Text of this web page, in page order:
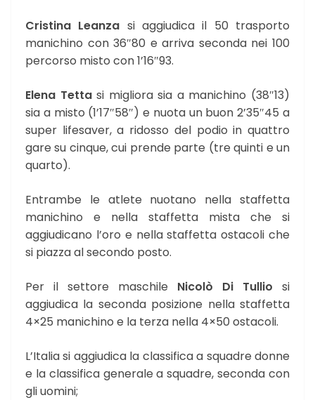
Cristina Leanza si aggiudica il 50 trasporto
manichino con 36″80 e arriva seconda nei 100
percorso misto con 1’16″93.
Elena Tettasi migliora sia a manichino (38″13)
sia a misto (1’17″58″) e nuota un buon 2’35″45 a
super lifesaver, a ridosso del podio in quattro
gare su cinque, cui prende parte (tre quinti e un
quarto).
Entrambe le atlete nuotano nella staffetta
manichino e nella staffetta mista che si
aggiudicano l’oro e nella staffetta ostacoli che
si piazza al secondo posto.
Per il settore maschile Nicolò Di Tullio si
aggiudica la seconda posizione nella staffetta
4×25 manichino e la terza nella 4×50 ostacoli.
L’Italia si aggiudica la classifica a squadre donne
e la classifica generale a squadre, seconda con
gli uomini;